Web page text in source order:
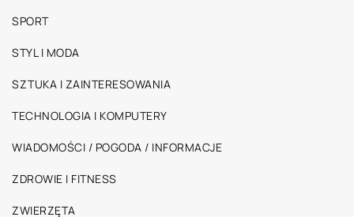
SPORT
STYL I MODA
SZTUKA I ZAINTERESOWANIA
TECHNOLOGIA I KOMPUTERY
WIADOMOŚCI / POGODA / INFORMACJE
ZDROWIE I FITNESS
ZWIERZĘTA